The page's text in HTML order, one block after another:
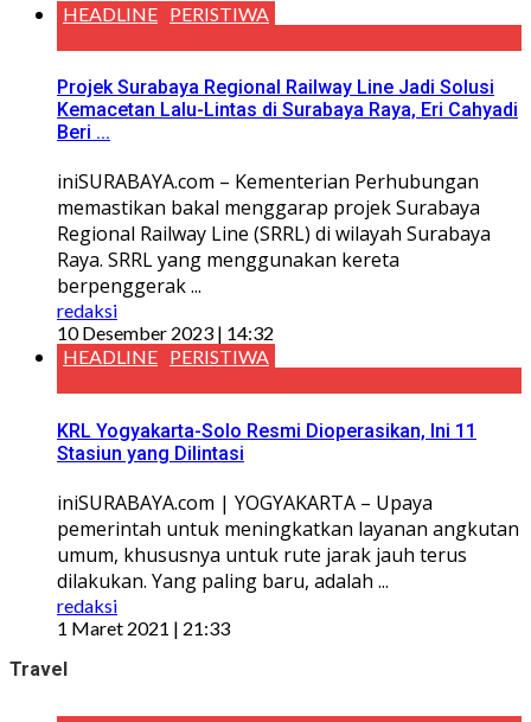
HEADLINE PERISTIWA
Projek Surabaya Regional Railway Line Jadi Solusi
Kemacetan Lalu-Lintas di Surabaya Raya, Eri Cahyadi
Beri ...
iniSURABAYA.com – Kementerian Perhubungan
memastikan bakal menggarap projek Surabaya
Regional Railway Line (SRRL) di wilayah Surabaya
Raya. SRRL yang menggunakan kereta
berpenggerak ...
redaksi
10 Desember 2023 | 14:32
HEADLINE PERISTIWA
KRL Yogyakarta-Solo Resmi Dioperasikan, Ini 11
Stasiun yang Dilintasi
iniSURABAYA.com | YOGYAKARTA – Upaya
pemerintah untuk meningkatkan layanan angkutan
umum, khususnya untuk rute jarak jauh terus
dilakukan. Yang paling baru, adalah ...
redaksi
1 Maret 2021 | 21:33
Travel